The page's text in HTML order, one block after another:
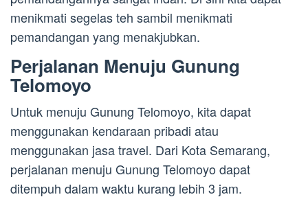
menikmati segelas teh sambil menikmati
pemandangan yang menakjubkan.
Perjalanan Menuju Gunung
Telomoyo
Untuk menuju Gunung Telomoyo, kita dapat
menggunakan kendaraan pribadi atau
menggunakan jasa travel. Dari Kota Semarang,
perjalanan menuju Gunung Telomoyo dapat
ditempuh dalam waktu kurang lebih 3 jam.